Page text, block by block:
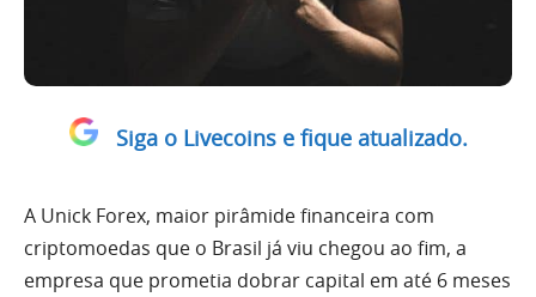
Siga o Livecoins e fique atualizado.
A Unick Forex, maior pirâmide financeira com
criptomoedas que o Brasil já viu chegou ao fim, a
empresa que prometia dobrar capital em até 6 meses